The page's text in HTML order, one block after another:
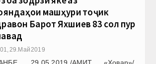
машҳури тоҷик
Барот Яхшиев 83 сол пур
29.Май 2019